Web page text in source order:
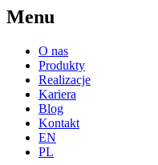
Menu
O nas
Produkty
Realizacje
Kariera
Blog
Kontakt
EN
PL